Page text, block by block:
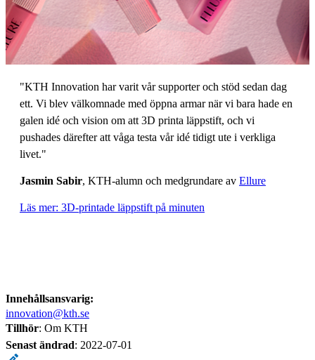
"KTH Innovation har varit vår supporter och stöd sedan dag
ett. Vi blev välkomnade med öppna armar när vi bara hade en
galen idé och vision om att 3D printa läppstift, och vi
pushades därefter att våga testa vår idé tidigt ute i verkliga
livet."
Jasmin Sabir, KTH-alumn och medgrundare av Ellure
Läs mer: 3D-printade läppstift på minuten
Innehållsansvarig:
innovation@kth.se
Tillhör: Om KTH
Senast ändrad: 2022-07-01